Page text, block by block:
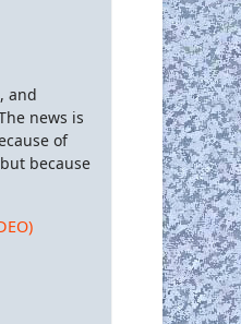
να βγάλετε αυτό το κόκκινο
and
news is
of
because